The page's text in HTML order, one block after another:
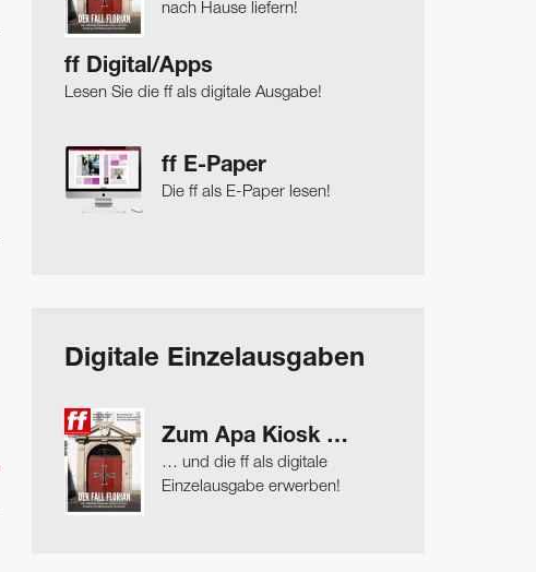
nach Hause liefern!
ff Digital/Apps
Lesen Sie die ff als digitale Ausgabe!
ff E-Paper
Die ff als E-Paper lesen!
Digitale Einzelausgaben
Zum Apa Kiosk …
… und die ff als digitale
Einzelausgabe erwerben!